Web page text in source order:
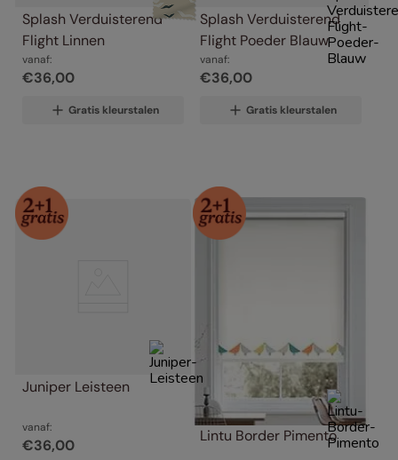
Splash Verduisterend
Flight Linnen
vanaf:
€36,00
Gratis kleurstalen
Splash Verduisterend
Flight Poeder Blauw
vanaf:
€36,00
Gratis kleurstalen
Juniper Leisteen
vanaf:
€36,00
Lintu Border Pimento